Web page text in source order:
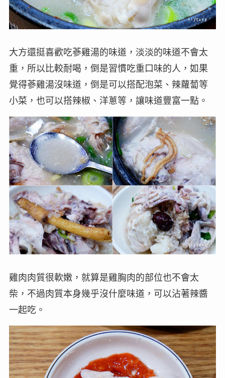
大方還挺喜歡吃蔘雞湯的味道，淡淡的味道不會太
重，所以比較耐喝，倒是習慣吃重口味的人，如果
覺得蔘雞湯沒味道，倒是可以搭配泡菜、辣蘿蔔等
小菜，也可以搭辣椒、洋蔥等，讓味道豐富一點。
雞肉肉質很軟嫩，就算是雞胸肉的部位也不會太
柴，不過肉質本身幾乎沒什麼味道，可以沾著辣醬
一起吃。